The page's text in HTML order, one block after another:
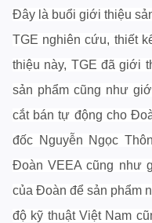
Đây là buổi giới thiệu
TGE nghiên cứu, thiết
thiệu này, TGE đã giới
sản phẩm cũng như
cắt bán tự động cho
đốc Nguyễn Ngọc
Đoàn VEEA cũng như
của Đoàn để sản phẩm
độ kỹ thuật Việt Nam